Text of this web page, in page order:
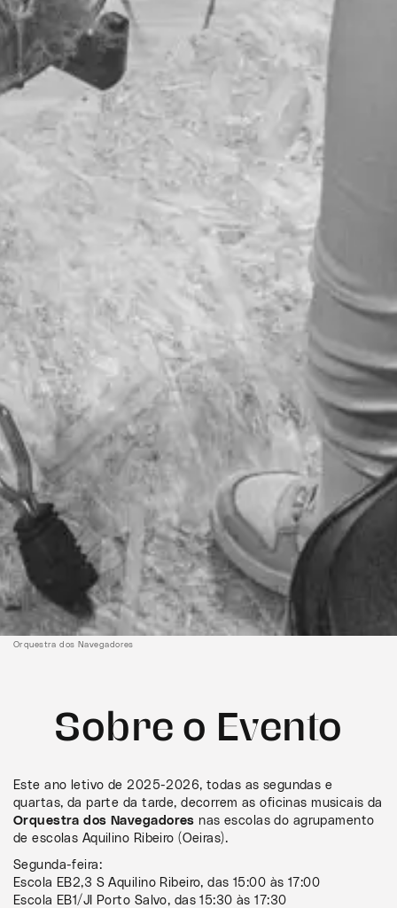
Orquestra dos Navegadores
Sobre o Evento
Este ano letivo de 2025-2026, todas as segundas e
quartas, da parte da tarde, decorrem as oficinas musicais da
Orquestra dos Navegadores nas escolas do agrupamento
de escolas Aquilino Ribeiro (Oeiras).
Segunda-feira:
Escola EB2,3 S Aquilino Ribeiro, das 15:00 às 17:00
Escola EB1/JI Porto Salvo, das 15:30 às 17:30